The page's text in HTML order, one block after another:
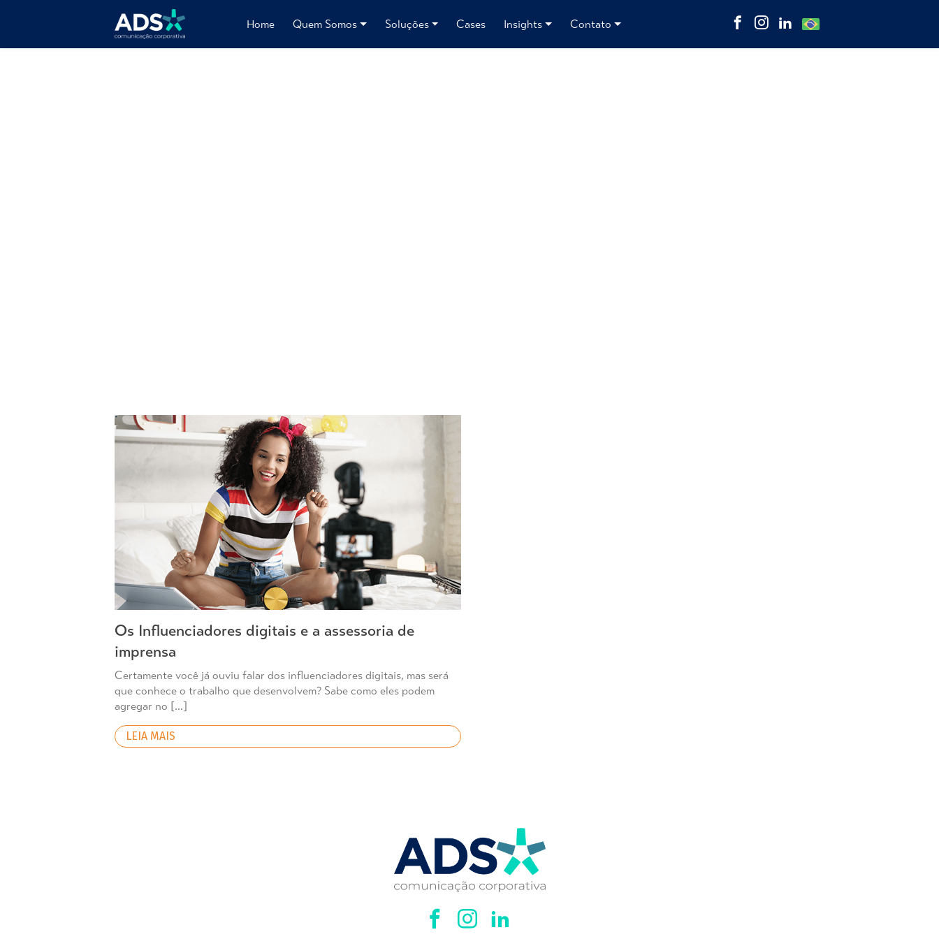
Home Quem Somos Soluções Cases Insights Contato
Os Influenciadores digitais e a assessoria de
imprensa
Certamente você já ouviu falar dos influenciadores digitais, mas será
que conhece o trabalho que desenvolvem? Sabe como eles podem
agregar no […]
LEIA MAIS